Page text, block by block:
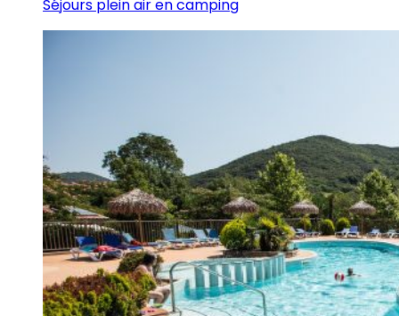
Séjours plein air en camping